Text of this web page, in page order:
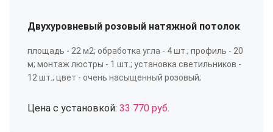
Двухуровневый розовый натяжной потолок
площадь - 22 м2; обработка угла - 4 шт.; профиль - 20
м; монтаж люстры - 1 шт.; установка светильников -
12 шт.; цвет - очень насыщенный розовый;
Цена с установкой: 33 770 руб.